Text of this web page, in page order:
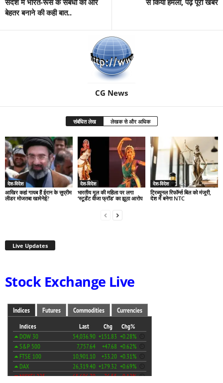
संदेश में भारत-रूस के संबंधों को और
बेहतर बनाने की कही बात..
से किया हमला, पढ़े पूरी खबर
CG News
संबंधित लेख लेखक से और अधिक
देश-विदेश
आखिर कहां गायब हैं ईरान के सुप्रीम
लीडर मोजतबा खामेनेई?
देश-विदेश
भारतीय मूल की महिला पर लगा
‘स्टूडेंट वीजा फ्रॉड’ का झूठा आरोप
देश-विदेश
ट्रिब्यूनल रिफॉर्म्स बिल को मंजूरी,
देश में बनेगा NTC
Live Updates
Stock Exchange Live